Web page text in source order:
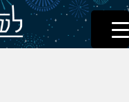
דלג
לתוכן
לשוניאדה
עברית. לשון. שפה